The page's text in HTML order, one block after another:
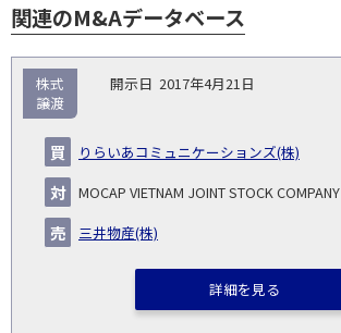
関連のM&Aデータベース
示
い
企
業・
事業
り
種
キー
ム
▽
万
2017年4月21日
りらいあコミュニケーションズ(株)
MOCAP VIETNAM JOINT STOCK COMPANY
三井物産(株)
株式
譲渡
詳細を見る